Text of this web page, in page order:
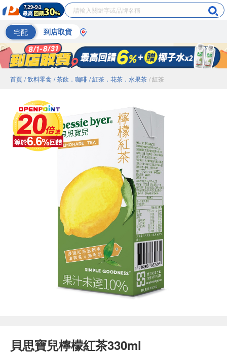
宅配 到店取貨
首頁 / 飲料零食 / 茶飲．咖啡 / 紅茶．花茶．水果茶 / 紅茶
貝思寶兒檸檬紅茶330ml